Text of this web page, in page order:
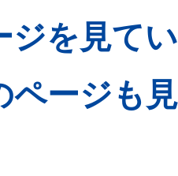
ジを見て
ページも